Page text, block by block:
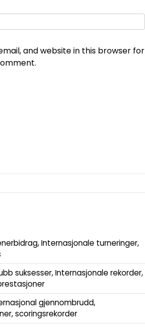
and website in this browser for
Internasjonale turneringer,
suksesser, Internasjonale rekorder,
gjennombrudd,
scoringsrekorder